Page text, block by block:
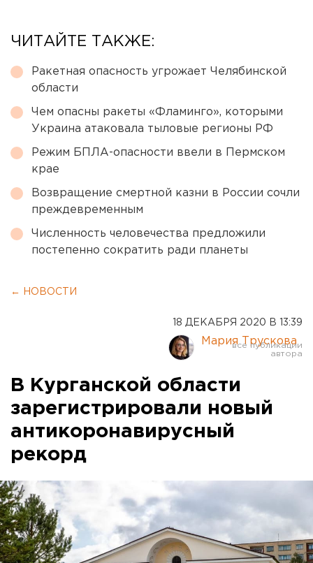
ЧИТАЙТЕ ТАКЖЕ:
Ракетная опасность угрожает Челябинской
области
Чем опасны ракеты «Фламинго», которыми
Украина атаковала тыловые регионы РФ
Режим БПЛА-опасности ввели в Пермском
крае
Возвращение смертной казни в России сочли
преждевременным
Численность человечества предложили
постепенно сократить ради планеты
← НОВОСТИ
18 ДЕКАБРЯ 2020 В 13:39
Мария Трускова
В Курганской области
зарегистрировали новый
антикоронавирусный
рекорд